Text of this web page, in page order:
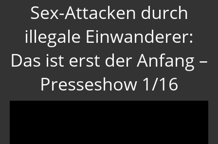
Sex-Attacken durch
illegale Einwanderer:
Das ist erst der Anfang –
Presseshow 1/16